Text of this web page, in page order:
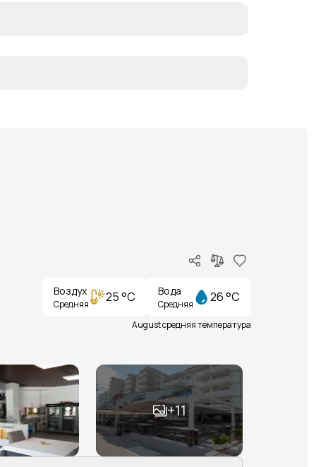
Воздух
Средняя 25 °C Вода
Средняя 26 °C
August средняя температура
+11